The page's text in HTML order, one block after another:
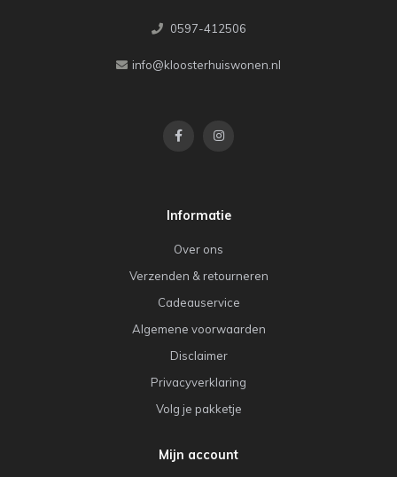
0597-412506
info@kloosterhuiswonen.nl
Informatie
Over ons
Verzenden & retourneren
Cadeauservice
Algemene voorwaarden
Disclaimer
Privacyverklaring
Volg je pakketje
Mijn account